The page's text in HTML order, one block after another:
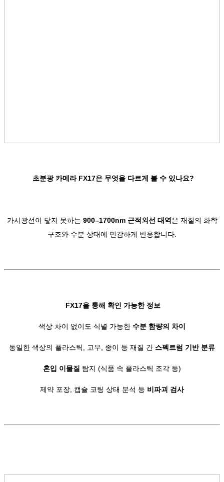
초분광 카메라 FX17은 무엇을 다르게 볼 수 있나요?
가시광선이 닿지 못하는 900–1700nm 근적외선 대역은 재질의 화학
구조와 수분 상태에 민감하게 반응합니다.
FX17을 통해 확인 가능한 정보
색상 차이 없이도 식별 가능한 수분 함량의 차이
동일한 색상의 플라스틱, 고무, 종이 등 재질 간 스펙트럼 기반 분류
혼입 이물질 탐지 (식품 속 플라스틱 조각 등)
제약 포장, 캡슐 코팅 상태 분석 등 비파괴 검사